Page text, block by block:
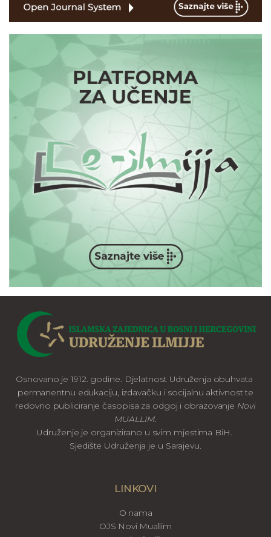
Osnovano je 1912. godine. Djelatnost Udruženja obuhvata
permanentnu edukaciju, izdavačku i socijalnu aktivnost te
redovno publiciranje časopisa za odgoj i obrazovanje Novi
MUALLIM.
Udruženje je organizirano u svim mjestima BiH.
Sjedište Udruženja je u Sarajevu.
LINKOVI
O nama
OJS Novi Muallim